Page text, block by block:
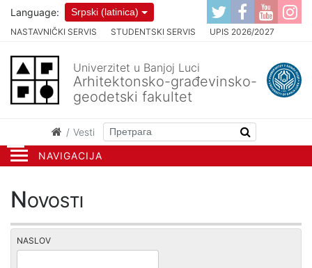
NAVIGACIJA
NASTAVNIČKI SERVIS STUDENTSKI SERVIS UPIS 2026/2027
Language: Srpski (latinica)
Univerzitet u Banjoj Luci
Arhitektonsko-građevinsko-
geodetski fakultet
Vesti
Novosti
NASLOV